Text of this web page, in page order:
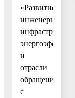
«Развитие
инженерной
и
отрасли
обращения
с